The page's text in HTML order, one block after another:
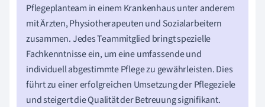
Pflegeplanteam in einem Krankenhaus unter anderem
mit Ärzten, Physiotherapeuten und Sozialarbeitern
zusammen. Jedes Teammitglied bringt spezielle
Fachkenntnisse ein, um eine umfassende und
individuell abgestimmte Pflege zu gewährleisten. Dies
führt zu einer erfolgreichen Umsetzung der Pflegeziele
und steigert die Qualität der Betreuung signifikant.